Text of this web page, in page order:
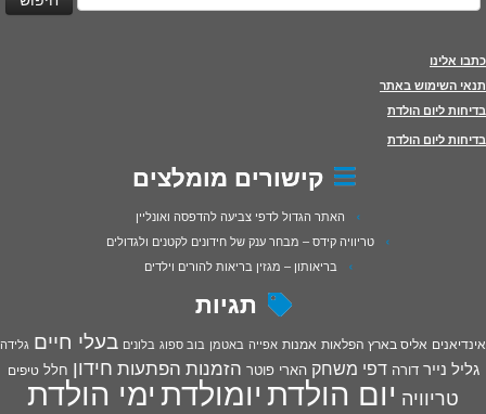
כתבו אלינו
תנאי השימוש באתר
בדיחות ליום הולדת
בדיחות ליום הולדת
קישורים מומלצים
האתר הגדול לדפי צביעה להדפסה ואונליין
טריוויה קידס – מבחר ענק של חידונים לקטנים ולגדולים
בריאותון – מגזין בריאות להורים וילדים
תגיות
אינדיאנים אליס בארץ הפלאות אמנות אפייה באטמן בוב ספוג בלונים בעלי חיים גלידה
גליל נייר דורה דפי משחק הארי פוטר הזמנות הפתעות חידון חלל טיפים
טריוויה יום הולדתיומולדתימי הולדת